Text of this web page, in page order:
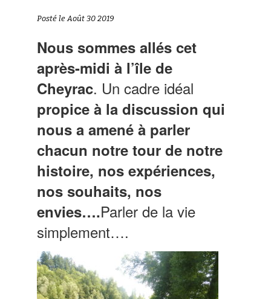
Posté le Août 30 2019
Nous sommes allés cet
après-midi à l’île de
Cheyrac. Un cadre idéal
propice à la discussion qui
nous a amené à parler
chacun notre tour de notre
histoire, nos expériences,
nos souhaits, nos
envies….Parler de la vie
simplement….